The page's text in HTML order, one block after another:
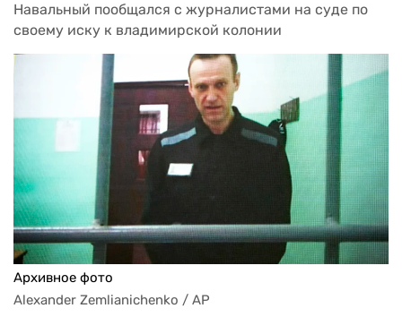
Навальный пообщался с журналистами на суде по
своему иску к владимирской колонии
Архивное фото
Alexander Zemlianichenko / AP